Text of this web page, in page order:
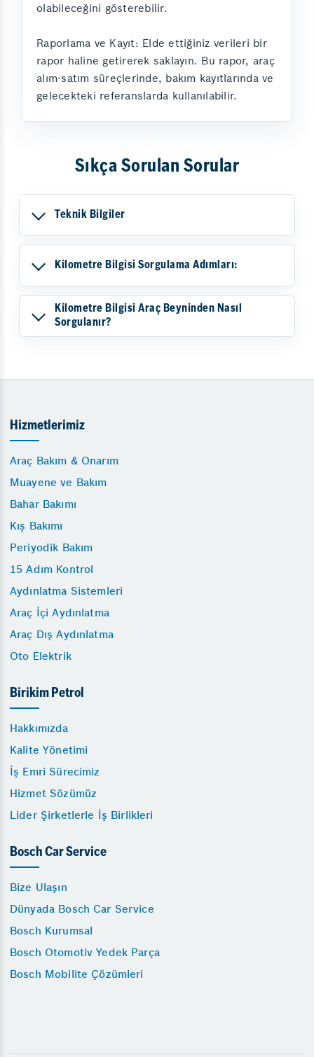
olabileceğini gösterebilir.
Raporlama ve Kayıt: Elde ettiğiniz verileri bir
rapor haline getirerek saklayın. Bu rapor, araç
alım-satım süreçlerinde, bakım kayıtlarında ve
gelecekteki referanslarda kullanılabilir.
Sıkça Sorulan Sorular
Teknik Bilgiler
Kilometre Bilgisi Sorgulama Adımları:
Kilometre Bilgisi Araç Beyninden Nasıl
Sorgulanır?
Hizmetlerimiz
Araç Bakım & Onarım
Muayene ve Bakım
Bahar Bakımı
Kış Bakımı
Periyodik Bakım
15 Adım Kontrol
Aydınlatma Sistemleri
Araç İçi Aydınlatma
Araç Dış Aydınlatma
Oto Elektrik
Birikim Petrol
Hakkımızda
Kalite Yönetimi
İş Emri Sürecimiz
Hizmet Sözümüz
Lider Şirketlerle İş Birlikleri
Bosch Car Service
Bize Ulaşın
Dünyada Bosch Car Service
Bosch Kurumsal
Bosch Otomotiv Yedek Parça
Bosch Mobilite Çözümleri